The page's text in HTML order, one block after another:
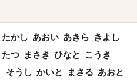
たかし あおい あきら きよし
たつ まさき ひなと こうき
そうし かいと まさる あおと